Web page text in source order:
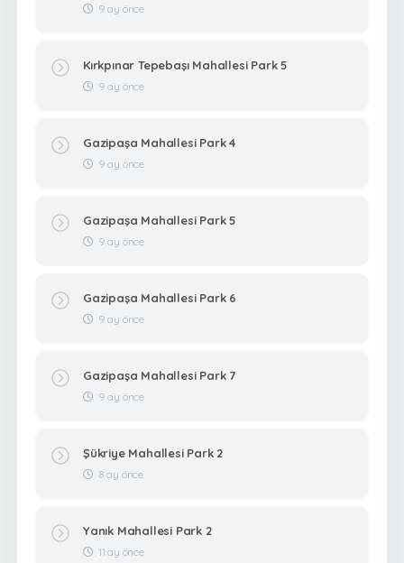
9 ay önce
Kırkpınar Tepebaşı Mahallesi Park 5
9 ay önce
Gazipaşa Mahallesi Park 4
9 ay önce
Gazipaşa Mahallesi Park 5
9 ay önce
Gazipaşa Mahallesi Park 6
9 ay önce
Gazipaşa Mahallesi Park 7
9 ay önce
Şükriye Mahallesi Park 2
8 ay önce
Yanık Mahallesi Park 2
11 ay önce